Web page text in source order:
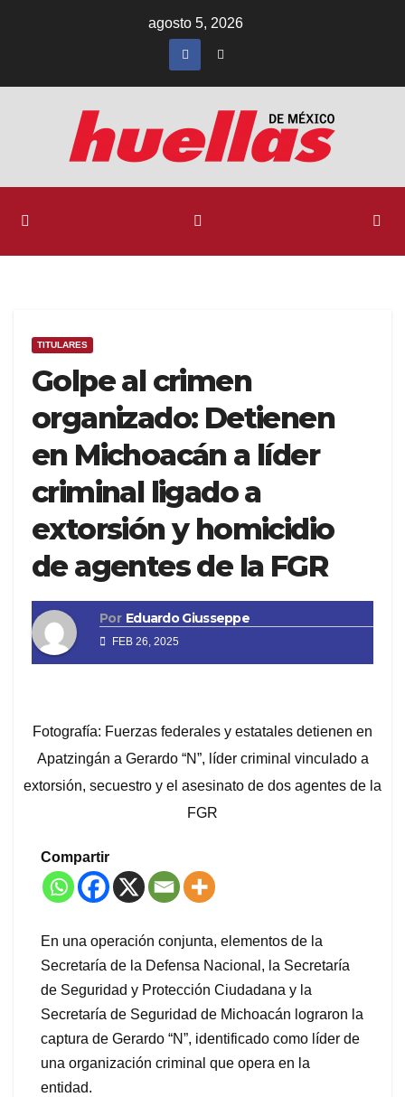
agosto 5, 2026
TITULARES
Golpe al crimen
organizado: Detienen
en Michoacán a líder
criminal ligado a
extorsión y homicidio
de agentes de la FGR
Por Eduardo Giusseppe
FEB 26, 2025
Fotografía: Fuerzas federales y estatales detienen en
Apatzingán a Gerardo “N”, líder criminal vinculado a
extorsión, secuestro y el asesinato de dos agentes de la
FGR
Compartir
En una operación conjunta, elementos de la
Secretaría de la Defensa Nacional, la Secretaría
de Seguridad y Protección Ciudadana y la
Secretaría de Seguridad de Michoacán lograron la
captura de Gerardo “N”, identificado como líder de
una organización criminal que opera en la
entidad.